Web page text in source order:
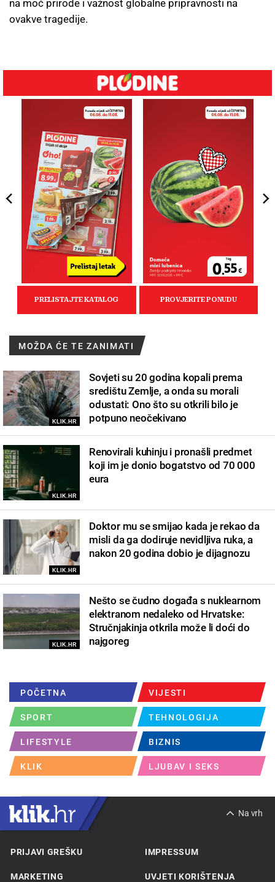
na moć prirode i važnost globalne pripravnosti na
ovakve tragedije.
MOŽDA ĆE TE ZANIMATI
KLIK.HR
Sovjeti su 20 godina kopali prema
središtu Zemlje, a onda su morali
odustati: Ono što su otkrili bilo je
potpuno neočekivano
KLIK.HR
Renovirali kuhinju i pronašli predmet
koji im je donio bogatstvo od 70 000
eura
KLIK.HR
Doktor mu se smijao kada je rekao da
misli da ga dodiruje nevidljiva ruka, a
nakon 20 godina dobio je dijagnozu
KLIK.HR
Nešto se čudno događa s nuklearnom
elektranom nedaleko od Hrvatske:
Stručnjakinja otkrila može li doći do
najgoreg
POČETNA VIJESTI
SPORT TEHNOLOGIJA
LIFESTYLE BIZNIS
KLIK LJUBAV I SEKS
Na vrh
PRIJAVI GREŠKU IMPRESSUM
MARKETING UVJETI KORIŠTENJA